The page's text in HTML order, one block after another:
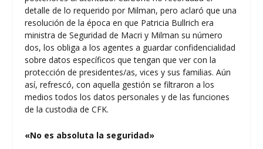
detalle de lo requerido por Milman, pero aclaró que una
resolución de la época en que Patricia Bullrich era
ministra de Seguridad de Macri y Milman su número
dos, los obliga a los agentes a guardar confidencialidad
sobre datos específicos que tengan que ver con la
protección de presidentes/as, vices y sus familias. Aún
así, refrescó, con aquella gestión se filtraron a los
medios todos los datos personales y de las funciones
de la custodia de CFK.
«No es absoluta la seguridad»